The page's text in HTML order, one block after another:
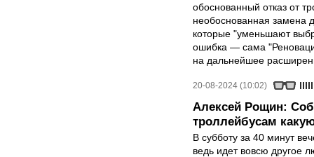
обоснованный отказ от
необоснованная замена
которые "уменьшают
ошибка — сама
на дальнейшее
20-08-2024 (10:02)
Алексей Рощин:
троллейбусам
В субботу за 40 минут
ведь идет вовсю